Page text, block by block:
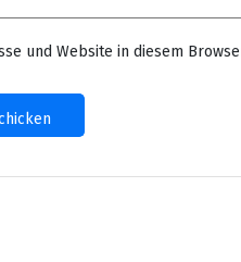
und Website in diesem